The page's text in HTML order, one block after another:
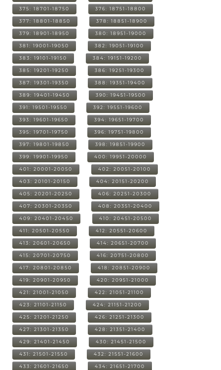
375: 18701-18750 376: 18751-18800
377: 18801-18850 378: 18851-18900
379: 18901-18950 380: 18951-19000
381: 19001-19050 382: 19051-19100
383: 19101-19150 384: 19151-19200
385: 19201-19250 386: 19251-19300
387: 19301-19350 388: 19351-19400
389: 19401-19450 390: 19451-19500
391: 19501-19550 392: 19551-19600
393: 19601-19650 394: 19651-19700
395: 19701-19750 396: 19751-19800
397: 19801-19850 398: 19851-19900
399: 19901-19950 400: 19951-20000
401: 20001-20050 402: 20051-20100
403: 20101-20150 404: 20151-20200
405: 20201-20250 406: 20251-20300
407: 20301-20350 408: 20351-20400
409: 20401-20450 410: 20451-20500
411: 20501-20550 412: 20551-20600
413: 20601-20650 414: 20651-20700
415: 20701-20750 416: 20751-20800
417: 20801-20850 418: 20851-20900
419: 20901-20950 420: 20951-21000
421: 21001-21050 422: 21051-21100
423: 21101-21150 424: 21151-21200
425: 21201-21250 426: 21251-21300
427: 21301-21350 428: 21351-21400
429: 21401-21450 430: 21451-21500
431: 21501-21550 432: 21551-21600
433: 21601-21650 434: 21651-21700